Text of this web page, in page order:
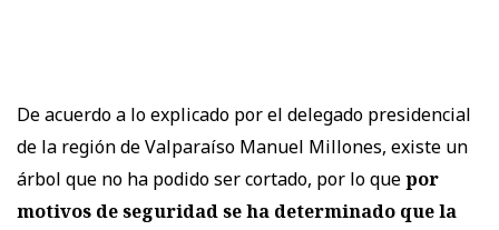
De acuerdo a lo explicado por el delegado presidencial
de la región de Valparaíso Manuel Millones, existe un
árbol que no ha podido ser cortado, por lo quepor
motivos de seguridad se ha determinado que la